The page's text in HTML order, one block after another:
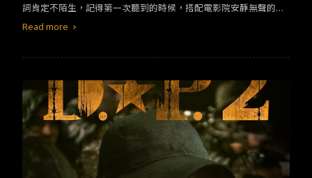
詞肯定不陌生，記得第一次聽到的時候，搭配電影院安靜無聲的陰
暗環境，有一股毛骨悚然的感覺，現代隨著科技進步，走到哪都有
影，是金·凱瑞的第一部科幻作品。這部電影記錄男主角楚門的生
活，電影開始不久就能發現，他的世界實際是由實境秀節目建構出
來、並播送給全球數十萬的觀眾的「現實生活」。直到有一天，楚
門逐漸開始對他身處的世界有所懷疑，甚至曾經想試著離開生活了
多年的地方走走看看，但卻總因為種種理由而不能成行。某日，他
忽然發覺自己似乎一直在被人跟蹤，不管他走到哪裡，做了什麼事
Read more